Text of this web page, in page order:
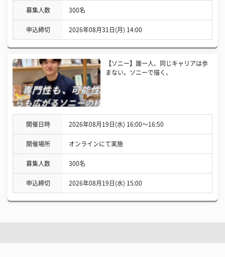
募集人数 300名
申込締切 2026年08月31日(月) 14:00
【ソニー】誰一人、同じキャリアは歩
まない。ソニーで描く、
開催日時 2026年08月19日(水) 16:00〜16:50
開催場所 オンラインにて実施
募集人数 300名
申込締切 2026年08月19日(水) 15:00